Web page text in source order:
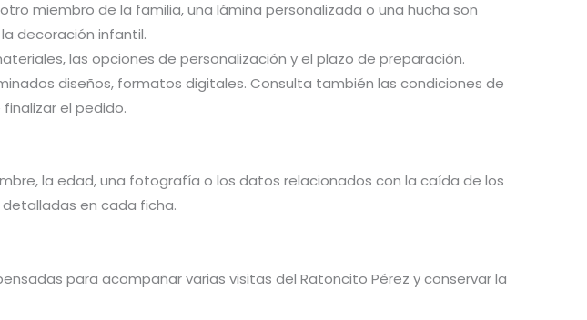
miembro de la familia, una lámina personalizada o una hucha son
decoración infantil.
las opciones de personalización y el plazo de preparación.
diseños, formatos digitales. Consulta también las condiciones de
el pedido.
la edad, una fotografía o los datos relacionados con la caída de los
en cada ficha.
para acompañar varias visitas del Ratoncito Pérez y conservar la